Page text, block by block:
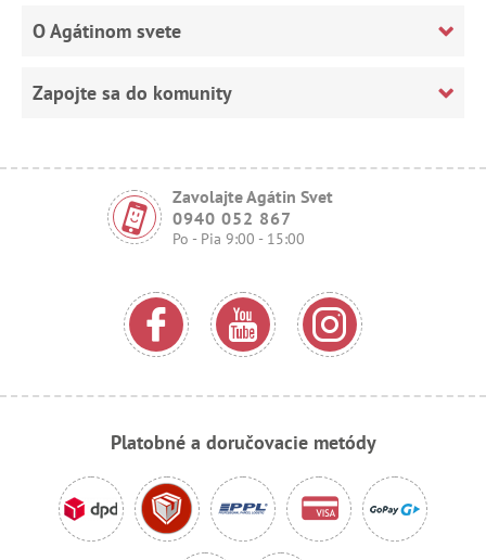
O Agátinom svete
Zapojte sa do komunity
Zavolajte Agátin Svet
0940 052 867
Po - Pia 9:00 - 15:00
Platobné a doručovacie metódy